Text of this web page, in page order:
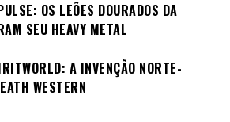
OS LEÕES DOURADOS DA
SEU HEAVY METAL
A INVENÇÃO NORTE-
WESTERN